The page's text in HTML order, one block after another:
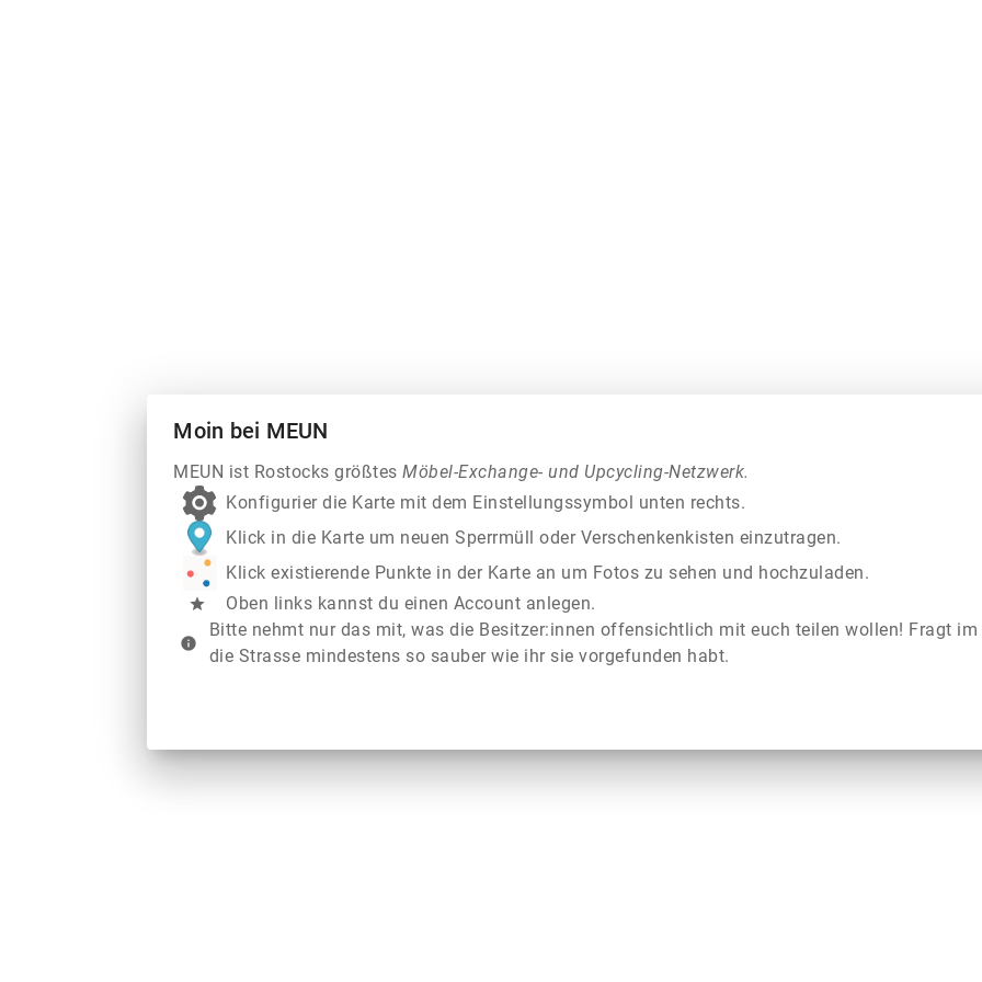
Moin bei MEUN
MEUN ist Rostocks größtesMöbel-Exchange- und Upcycling-Netzwerk.
Konfigurier die Karte mit dem Einstellungssymbol unten rechts.
Klick in die Karte um neuen Sperrmüll oder Verschenkenkisten einzutragen.
Klick existierende Punkte in der Karte an um Fotos zu sehen und hochzuladen.
star Oben links kannst du einen Account anlegen.
info
Bitte nehmt nur das mit, was die Besitzer:innen offensichtlich mit euch teilen wollen! Fragt
die Strasse mindestens so sauber wie ihr sie vorgefunden habt.